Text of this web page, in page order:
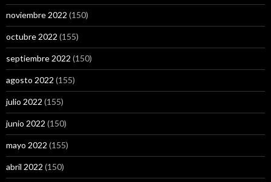
noviembre 2022 (150)
octubre 2022 (155)
septiembre 2022 (150)
agosto 2022 (155)
julio 2022 (155)
junio 2022 (150)
mayo 2022 (155)
abril 2022 (150)